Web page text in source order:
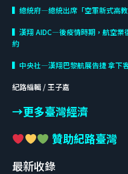
▍總統府—總統出席「空軍新式高教
▍漢翔 AIDC—後疫情時期，航空業
約
▍中央社—漢翔巴黎航展告捷 拿下
紀路編輯 / 王子嘉
→更多臺灣經濟
贊助紀路臺灣
最新收錄